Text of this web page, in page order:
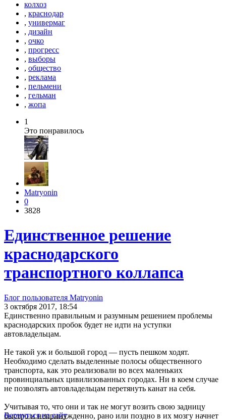
Вернуться на сайт
колхоз
, краснодар
, универмаг
, дизайн
, очко
, прогресс
, выборы
, общество
, реклама
, пельмени
, гельман
, жопа
1
Это понравилось
Matryonin
0
3828
Единственное решение
краснодарского
транспортного коллапса
Блог пользователя Matryonin
3 октября 2017, 18:54
Единственно правильным и разумным решением проблемы
краснодарских пробок будет не идти на уступки
автовладельцам.
Не такой уж и большой город — пусть пешком ходят.
Необходимо сделать выделенные полосы общественного
транспорта, как это реализовали во всех маленьких
провинциальных цивилизованных городах. Ни в коем случае
не позволять автовладельцам перетянуть канат на себя.
Учитывая то, что они и так не могут возить свою задницу
быстро и непринужденно, рано или поздно в их мозгу начнет